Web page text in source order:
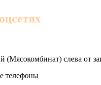
слева от
телефоны